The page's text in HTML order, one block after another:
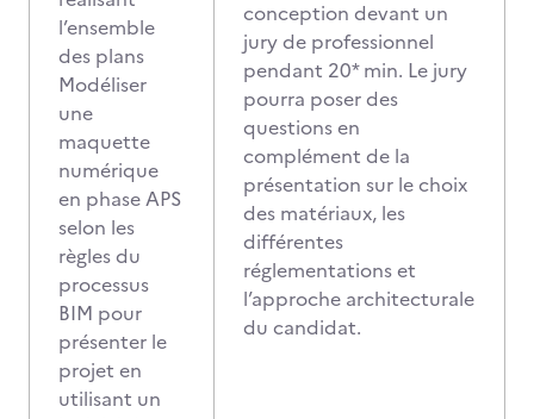
l’ensemble
des plans
Modéliser
une
maquette
numérique
en phase APS
selon les
règles du
processus
BIM pour
présenter le
projet en
utilisant un
conception devant un
jury de professionnel
pendant 20* min. Le jury
pourra poser des
questions en
complément de la
présentation sur le choix
des matériaux, les
différentes
réglementations et
l’approche architecturale
du candidat.